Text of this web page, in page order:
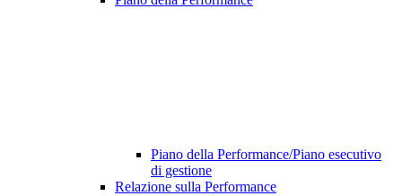
Piano della Performance/Piano esecutivo
di gestione
Relazione sulla Performance